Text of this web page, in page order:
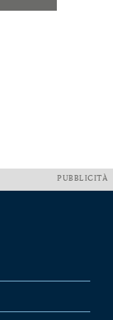
PUBBLICITÀ